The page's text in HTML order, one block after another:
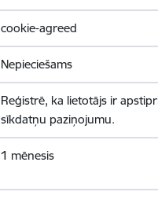
cookie-agreed
Nepieciešams
Reģistrē, ka lietotājs ir
sīkdatņu paziņojumu.
1 mēnesis